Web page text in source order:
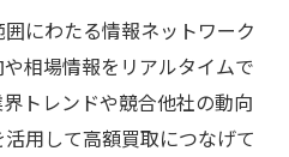
にわたる情報ネットワーク
相場情報をリアルタイムで
トレンドや競合他社の動向
用して高額買取につなげて